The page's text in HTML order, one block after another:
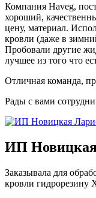
Компания Haveg,
хороший,
цену, материал.
кровли (даже в
Пробовали другие
лучшее из того что
Отличная команда,
Рады с вами
ИП Новицкая
Заказывала для
кровли гидрорезину